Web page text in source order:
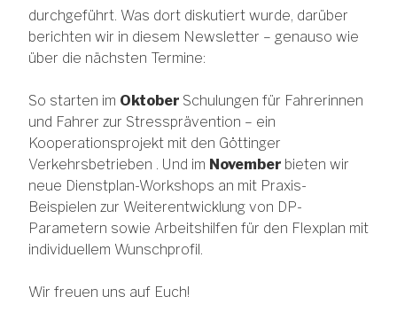
durchgeführt. Was dort diskutiert wurde, darüber
berichten wir in diesem Newsletter – genauso wie
über die nächsten Termine:
So starten im Oktober Schulungen für Fahrerinnen
und Fahrer zur Stressprävention – ein
Kooperationsprojekt mit den Göttinger
Verkehrsbetrieben . Und im November bieten wir
neue Dienstplan-Workshops an mit Praxis-
Beispielen zur Weiterentwicklung von DP-
Parametern sowie Arbeitshilfen für den Flexplan mit
individuellem Wunschprofil.
Wir freuen uns auf Euch!